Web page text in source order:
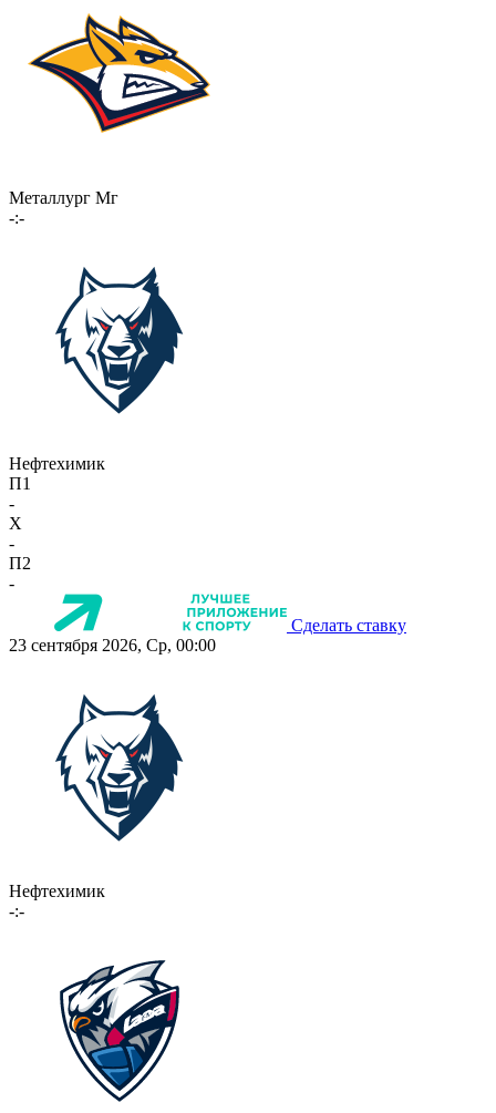
Металлург Мг
-:-
Нефтехимик
П1
-
X
-
П2
-
Сделать ставку
23 сентября 2026, Ср, 00:00
Нефтехимик
-:-